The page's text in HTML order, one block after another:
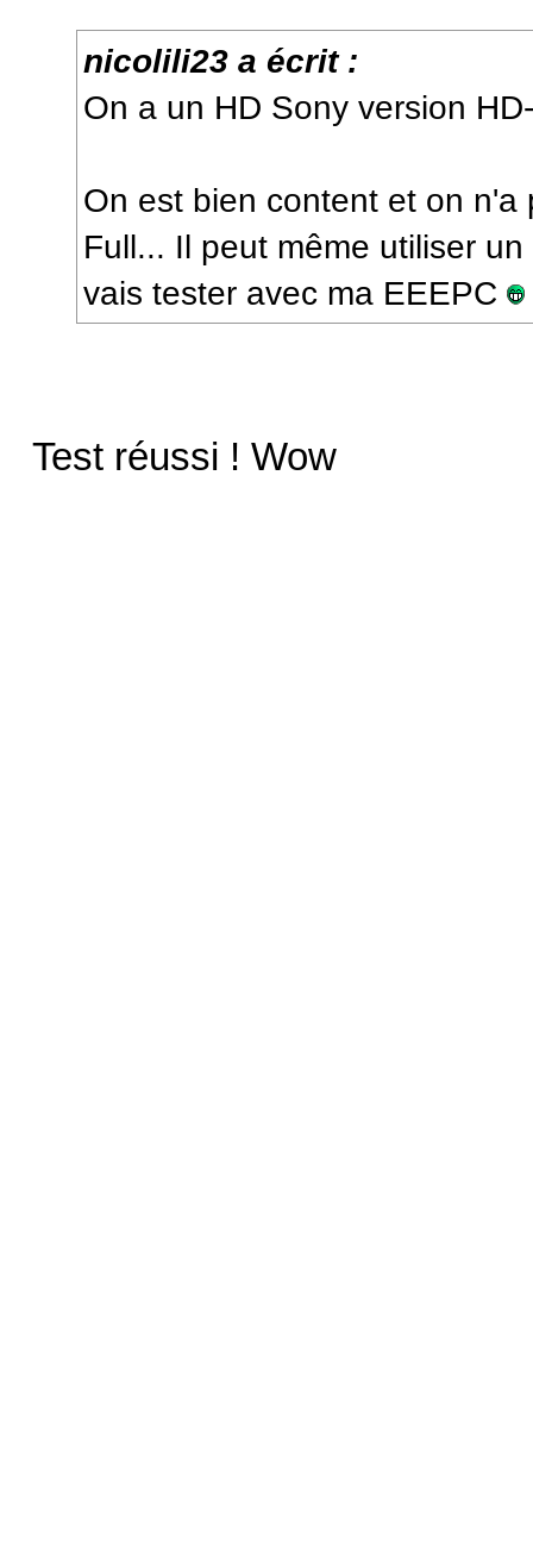
nicolili23 a écrit :
On a un HD Sony version
On est bien content et on n'a
Full... Il peut même utiliser
vais tester avec ma EEEPC
Test réussi ! Wow